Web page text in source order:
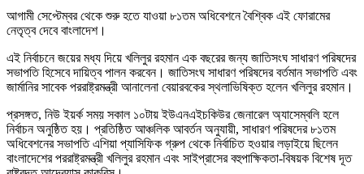
আগামী সেপ্টেম্বর থেকে শুরু হতে যাওয়া ৮১তম অধিবেশনে বৈশ্বিক এই ফোরামের
নেতৃত্ব দেবে বাংলাদেশ।
এই নির্বাচনে জয়ের মধ্য দিয়ে খলিলুর রহমান এক বছরের জন্য জাতিসংঘ সাধারণ পরিষদের
সভাপতি হিসেবে দায়িত্ব পালন করবেন। জাতিসংঘ সাধারণ পরিষদের বর্তমান সভাপতি এবং
জার্মানির সাবেক পররাষ্ট্রমন্ত্রী আনালেনা বেয়ারবকের স্থলাভিষিক্ত হলেন খলিলুর রহমান।
প্রসঙ্গত, নিউ ইয়র্ক সময় সকাল ১০টায় ইউএনএইচকিউর জেনারেল অ্যাসেম্বলি হলে
নির্বাচন অনুষ্ঠিত হয়। প্রতিষ্ঠিত আঞ্চলিক আবর্তন অনুযায়ী, সাধারণ পরিষদের ৮১তম
অধিবেশনের সভাপতি এশিয়া প্যাসিফিক গ্রুপ থেকে নির্বাচিত হওয়ার লড়াইয়ে ছিলেন
বাংলাদেশের পররাষ্ট্রমন্ত্রী খলিলুর রহমান এবং সাইপ্রাসের বহুপাক্ষিকতা-বিষয়ক বিশেষ দূত